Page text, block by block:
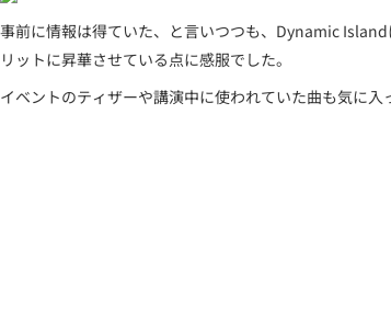
事前に情報は得ていた、と言いつつも、Dynamic
リットに昇華させている点に感服でした。
イベントのティザーや講演中に使われていた曲も気に入